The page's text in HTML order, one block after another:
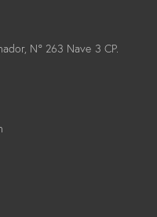
Nº 263 Nave 3 CP.